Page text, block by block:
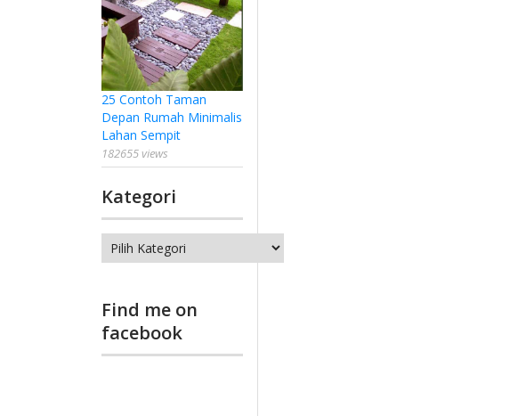
25 Contoh Taman
Depan Rumah Minimalis
Lahan Sempit
182655 views
Kategori
Kategori
Find me on
facebook